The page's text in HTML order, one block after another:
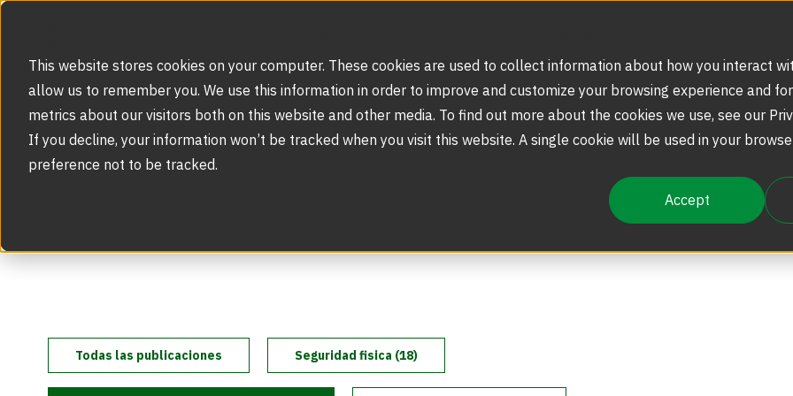
This website stores cookies on your computer. These cookies are used to collect information about how you interact
allow us to remember you. We use this information in order to improve and customize your browsing experience and
metrics about our visitors both on this website and other media. To find out more about the cookies we use, see our
If you decline, your information won’t be tracked when you visit this website. A single cookie will be used in your
preference not to be tracked.
Accept
Soluciones de Seguridad
Puertas Giratorias
Puertas Giratorias de Seguridad
Referencias
Soporte Técnico y Partes
Actualizaciones de Productos
Nuestra Historia
La Experiencia Boon Edam
Áreas de Enfoque
Soluciones de Seguridad
Segmentos del Mercado
Productos
Puertas Giratorias de Seguridad
Capacitacion
Nuestra Historia
Todas las publicaciones Seguridad fisica (18)